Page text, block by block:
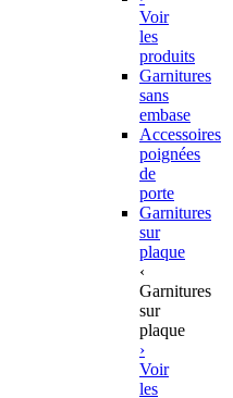
Voir
les
produits
Garnitures
sans
embase
Accessoires
poignées
de
porte
Garnitures
sur
plaque
‹
Garnitures
sur
plaque
›
Voir
les